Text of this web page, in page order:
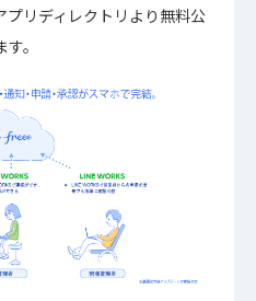
プリディレクトリより無料公
。